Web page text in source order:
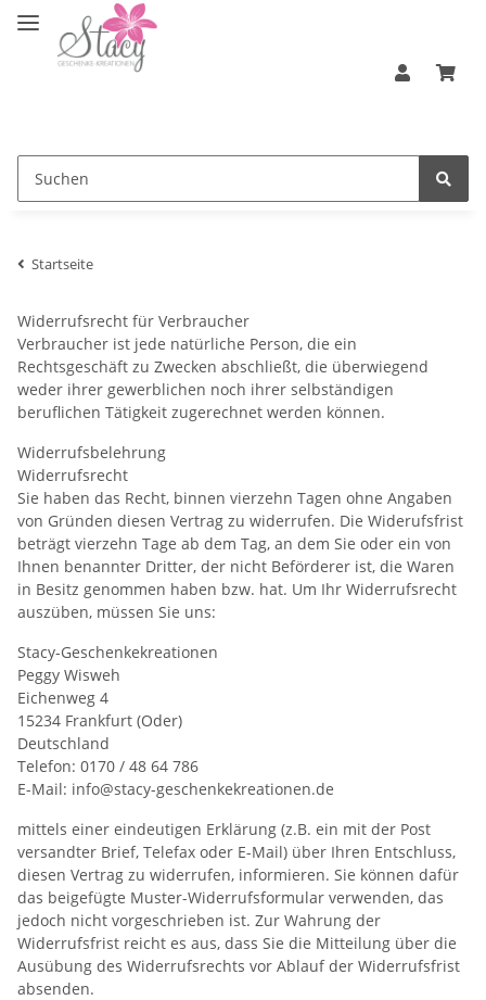
Startseite
Widerrufsrecht für Verbraucher
Verbraucher ist jede natürliche Person, die ein
Rechtsgeschäft zu Zwecken abschließt, die überwiegend
weder ihrer gewerblichen noch ihrer selbständigen
beruflichen Tätigkeit zugerechnet werden können.
Widerrufsbelehrung
Widerrufsrecht
Sie haben das Recht, binnen vierzehn Tagen ohne Angaben
von Gründen diesen Vertrag zu widerrufen. Die Widerufsfrist
beträgt vierzehn Tage ab dem Tag, an dem Sie oder ein von
Ihnen benannter Dritter, der nicht Beförderer ist, die Waren
in Besitz genommen haben bzw. hat. Um Ihr Widerrufsrecht
auszüben, müssen Sie uns:
Stacy-Geschenkekreationen
Peggy Wisweh
Eichenweg 4
15234 Frankfurt (Oder)
Deutschland
Telefon: 0170 / 48 64 786
E-Mail: info@stacy-geschenkekreationen.de
mittels einer eindeutigen Erklärung (z.B. ein mit der Post
versandter Brief, Telefax oder E-Mail) über Ihren Entschluss,
diesen Vertrag zu widerrufen, informieren. Sie können dafür
das beigefügte Muster-Widerrufsformular verwenden, das
jedoch nicht vorgeschrieben ist. Zur Wahrung der
Widerrufsfrist reicht es aus, dass Sie die Mitteilung über die
Ausübung des Widerrufsrechts vor Ablauf der Widerrufsfrist
absenden.